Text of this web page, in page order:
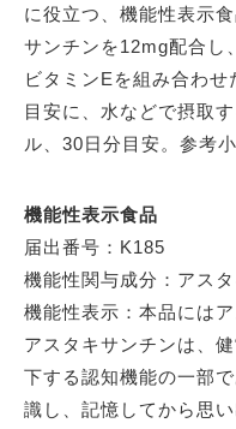
に役立つ、機能性表示
サンチンを12mg配合し
ビタミンEを組み合わ
目安に、水などで摂取
ル、30日分目安。参考
機能性表示食品
届出番号：K185
機能性関与成分：アス
機能性表示：本品には
アスタキサンチンは、
下する認知機能の一部
識し、記憶してから思